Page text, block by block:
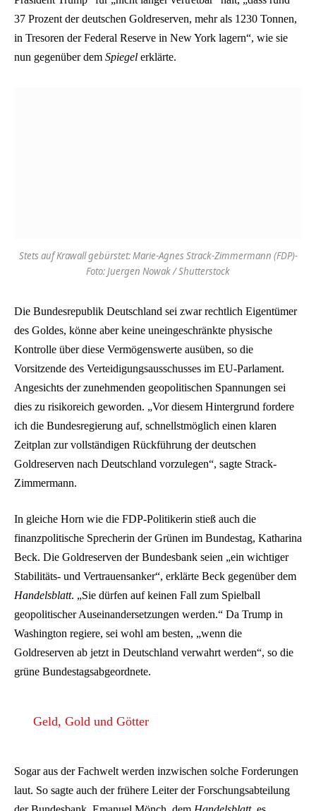
37 Prozent der deutschen Goldreserven, mehr als 1230 Tonnen,
in Tresoren der Federal Reserve in New York lagern“, wie sie
nun gegenüber dem Spiegel erklärte.
Stets auf Krawall gebürstet: Marie-Agnes Strack-Zimmermann (FDP)-
Foto: Juergen Nowak / Shutterstock
Die Bundesrepublik Deutschland sei zwar rechtlich Eigentümer
des Goldes, könne aber keine uneingeschränkte physische
Kontrolle über diese Vermögenswerte ausüben, so die
Vorsitzende des Verteidigungsausschusses im EU-Parlament.
Angesichts der zunehmenden geopolitischen Spannungen sei
dies zu risikoreich geworden. „Vor diesem Hintergrund fordere
ich die Bundesregierung auf, schnellstmöglich einen klaren
Zeitplan zur vollständigen Rückführung der deutschen
Goldreserven nach Deutschland vorzulegen“, sagte Strack-
Zimmermann.
In gleiche Horn wie die FDP-Politikerin stieß auch die
finanzpolitische Sprecherin der Grünen im Bundestag, Katharina
Beck. Die Goldreserven der Bundesbank seien „ein wichtiger
Stabilitäts- und Vertrauensanker“, erklärte Beck gegenüber dem
Handelsblatt. „Sie dürfen auf keinen Fall zum Spielball
geopolitischer Auseinandersetzungen werden.“ Da Trump in
Washington regiere, sei wohl am besten, „wenn die
Goldreserven ab jetzt in Deutschland verwahrt werden“, so die
grüne Bundestagsabgeordnete.
Geld, Gold und Götter
Sogar aus der Fachwelt werden inzwischen solche Forderungen
laut. So sagte auch der frühere Leiter der Forschungsabteilung